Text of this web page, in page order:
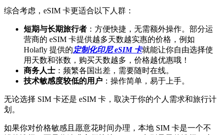
综合考虑，eSIM 卡更适合以下人群：
短期与长期旅行者 ：方便快捷，无需额外操作。部分运
营商的 eSIM 卡提供越多天数越实惠的价格，例如
Holafly 提供的定制化印尼 eSIM 卡就能让你自由选择使
用天数和张数，购买天数越多，价格越优惠哦！
商务人士 ：频繁各国出差，需要随时在线。
技术敏感度较低的用户 ：操作简单，易于上手。
无论选择 SIM 卡还是 eSIM 卡，取决于你的个人需求和旅行计
划。
如果你对价格敏感且愿意花时间办理，本地 SIM 卡是一个不